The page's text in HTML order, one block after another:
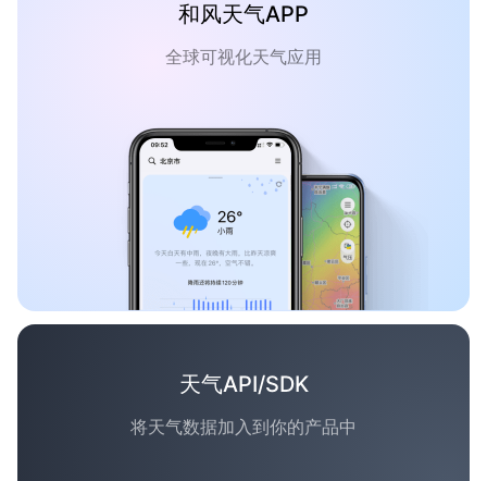
和风天气APP
全球可视化天气应用
天气API/SDK
将天气数据加入到你的产品中